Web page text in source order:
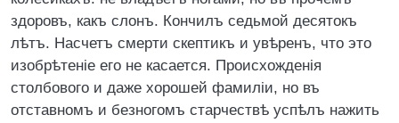
здоровъ, какъ слонъ. Кончилъ седьмой десятокъ
лѣтъ. Насчетъ смерти скептикъ и увѣренъ, что это
изобрѣтеніе его не касается. Происхожденія
столбового и даже хорошей фамиліи, но въ
отставномъ и безногомъ старчествѣ успѣлъ нажить